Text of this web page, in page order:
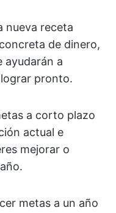
nueva receta
de dinero,
ayudarán a
pronto.
a corto plazo
actual e
mejorar o
metas a un año